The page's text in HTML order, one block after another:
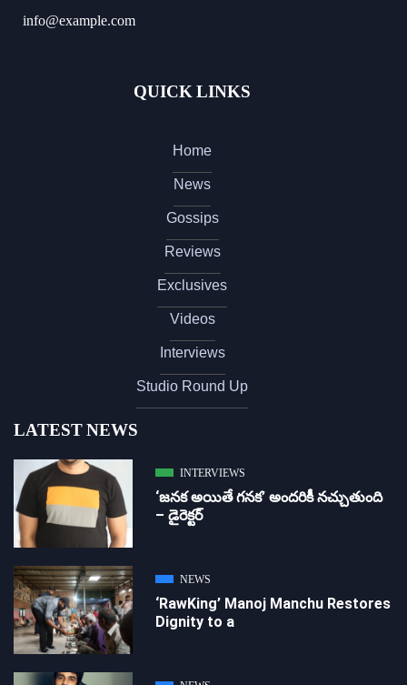
info@example.com
QUICK LINKS
Home
News
Gossips
Reviews
Exclusives
Videos
Interviews
Studio Round Up
LATEST NEWS
INTERVIEWS
‘జ‌న‌క అయితే గ‌న‌క‌’ అందరికీ నచ్చుతుంది
– డైరెక్ట‌ర్
NEWS
‘RawKing’ Manoj Manchu Restores
Dignity to a